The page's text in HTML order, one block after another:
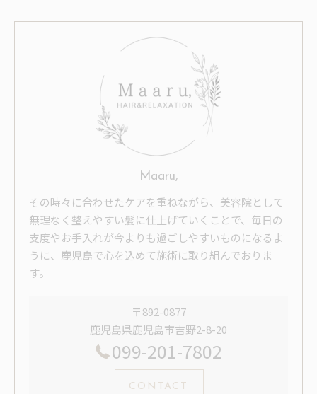
Maaru,
その時々に合わせたケアを重ねながら、美容院として
無理なく整えやすい髪に仕上げていくことで、毎日の
支度やお手入れが今よりも過ごしやすいものになるよ
うに、鹿児島で心を込めて施術に取り組んでおりま
す。
〒892-0877
鹿児島県鹿児島市吉野2-8-20
099-201-7802
CONTACT